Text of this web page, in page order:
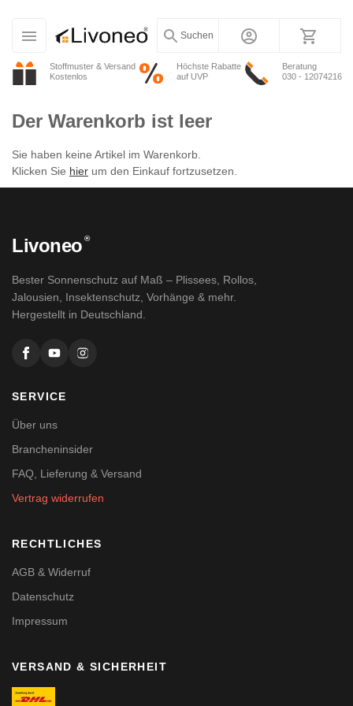
Stoffmuster & Versand
Kostenlos
Höchste Rabatte
auf UVP
Beratung
030 - 12074216
Suchen
Der Warenkorb ist leer
Sie haben keine Artikel im Warenkorb.
Klicken Sie hier um den Einkauf fortzusetzen.
Livoneo ®
Bester Sonnenschutz auf Maß – Plissees, Rollos,
Jalousien, Insektenschutz, Vorhänge & mehr.
Hergestellt in Deutschland.
SERVICE
Über uns
Brancheninsider
FAQ, Lieferung & Versand
Vertrag widerrufen
RECHTLICHES
AGB & Widerruf
Datenschutz
Impressum
VERSAND & SICHERHEIT